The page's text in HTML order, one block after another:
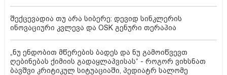
შექცევადია თუ არა სიბერე: დევიდ სინკლერის
ინოვაციური კვლევა და OSK გენური თერაპია
„ნუ ენდობით მწერების ბადეს და ნუ გამოიწვევთ
ღებინებას ქიმიის გადაყლაპვისას“ - როგორ ვიხსნათ
ბავშვი კრიტიკულ სიტუაციაში, პედიატრ სალომე